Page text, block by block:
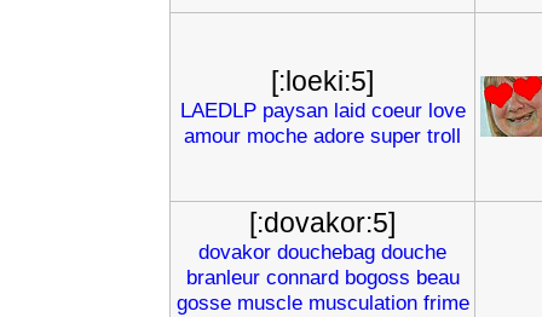
[:loeki:5]
LAEDLP paysan laid coeur love
amour moche adore super troll
[:dovakor:5]
dovakor douchebag douche
branleur connard bogoss beau
gosse muscle musculation frime